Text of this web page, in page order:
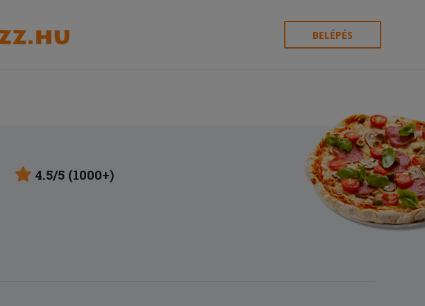
BELÉPÉS
4.5/5 (1000+)